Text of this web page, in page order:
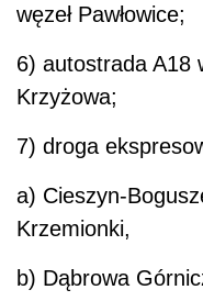
węzeł Pawłowice;
6) autostrada A18
Krzyżowa;
7) droga
a) Cieszyn-
Krzemionki,
b) Dąbrowa